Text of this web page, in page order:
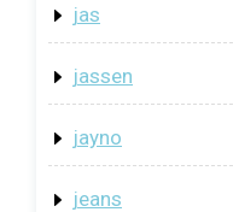
jas
jassen
jayno
jeans